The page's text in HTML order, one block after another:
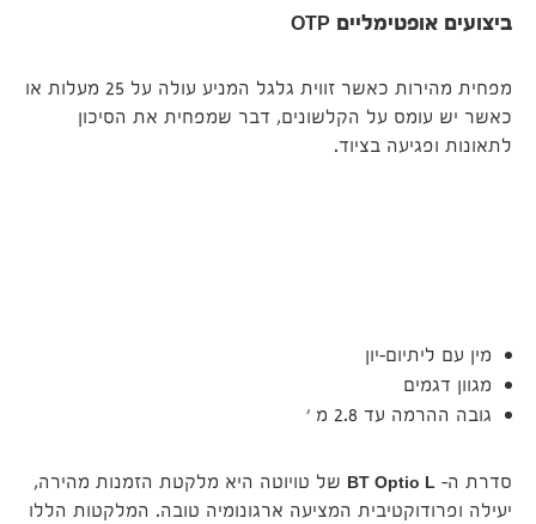
ביצועים אופטימליים OTP
מפחית מהירות כאשר זווית גלגל המניע עולה על 25 מעלות או
כאשר יש עומס על הקלשונים, דבר שמפחית את הסיכון
לתאונות ופגיעה בציוד.
מין עם ליתיום-יון
מגוון דגמים
גובה ההרמה עד 2.8 מ '
סדרת ה- BT Optio L של טויוטה היא מלקטת הזמנות מהירה,
יעילה ופרודוקטיבית המציעה ארגונומיה טובה. המלקטות הללו